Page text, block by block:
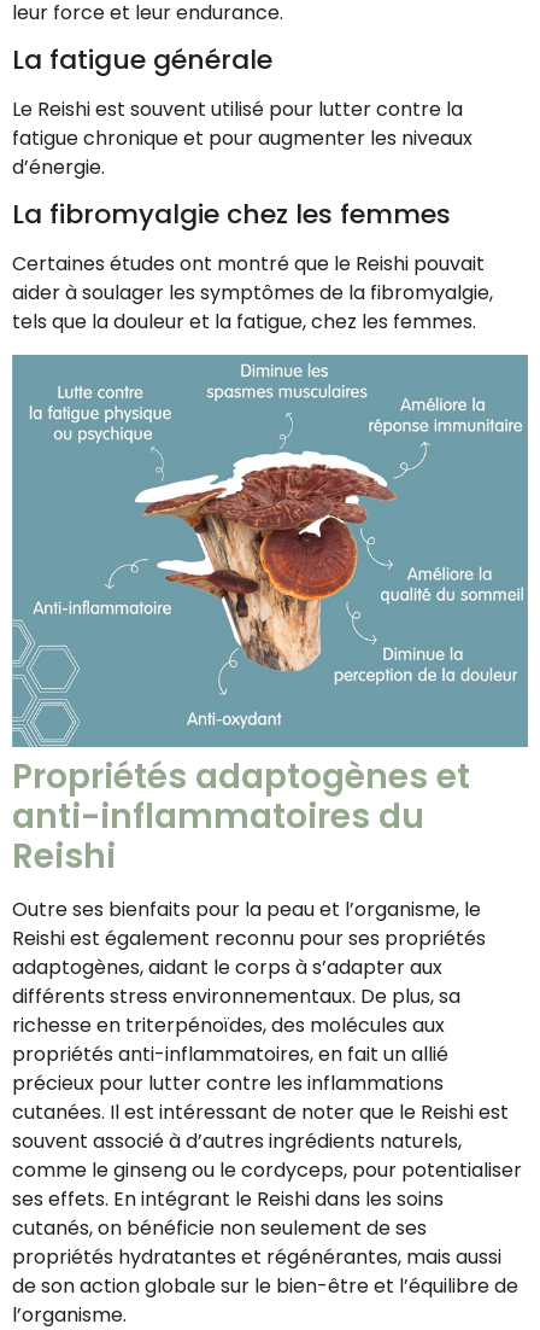
leur force et leur endurance.
La fatigue générale
Le Reishi est souvent utilisé pour lutter contre la
fatigue chronique et pour augmenter les niveaux
d’énergie.
La fibromyalgie chez les femmes
Certaines études ont montré que le Reishi pouvait
aider à soulager les symptômes de la fibromyalgie,
tels que la douleur et la fatigue, chez les femmes.
Propriétés adaptogènes et
anti-inflammatoires du
Reishi
Outre ses bienfaits pour la peau et l’organisme, le
Reishi est également reconnu pour ses propriétés
adaptogènes, aidant le corps à s’adapter aux
différents stress environnementaux. De plus, sa
richesse en triterpénoïdes, des molécules aux
propriétés anti-inflammatoires, en fait un allié
précieux pour lutter contre les inflammations
cutanées. Il est intéressant de noter que le Reishi est
souvent associé à d’autres ingrédients naturels,
comme le ginseng ou le cordyceps, pour potentialiser
ses effets. En intégrant le Reishi dans les soins
cutanés, on bénéficie non seulement de ses
propriétés hydratantes et régénérantes, mais aussi
de son action globale sur le bien-être et l’équilibre de
l’organisme.